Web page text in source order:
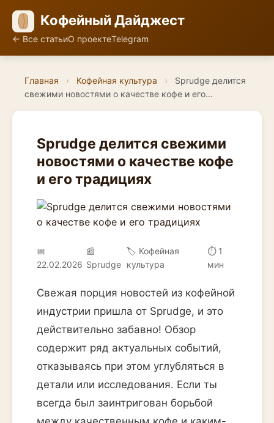
Кофейный Дайджест
← Все статьиО проектеTelegram
Главная › Кофейная культура ›
Sprudge делится
свежими новостями о качестве кофе и его…
Sprudge делится свежими
новостями о качестве кофе
и его традициях
📅
22.02.2026
📰
Sprudge
🏷️ Кофейная
культура
⏱ 1
мин
Свежая порция новостей из кофейной
индустрии пришла от Sprudge, и это
действительно забавно! Обзор
содержит ряд актуальных событий,
отказываясь при этом углубляться в
детали или исследования. Если ты
всегда был заинтригован борьбой